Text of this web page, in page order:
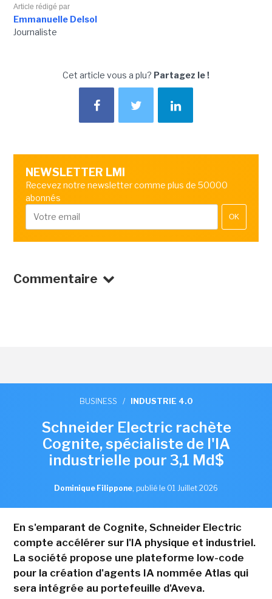
Article rédigé par
Emmanuelle Delsol
Journaliste
Cet article vous a plu? Partagez le !
NEWSLETTER LMI
Recevez notre newsletter comme plus de 50000
abonnés
OK
Commentaire
BUSINESS / INDUSTRIE 4.0
Schneider Electric rachète
Cognite, spécialiste de l'IA
industrielle pour 3,1 Md$
Dominique Filippone, publié le 01 Juillet 2026
En s'emparant de Cognite, Schneider Electric
compte accélérer sur l'IA physique et industriel.
La société propose une plateforme low-code
pour la création d'agents IA nommée Atlas qui
sera intégrée au portefeuille d'Aveva.